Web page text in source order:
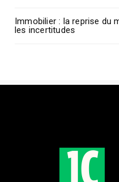
Immobilier : la reprise du
les incertitudes